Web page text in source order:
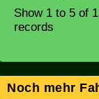
Show 1 to 5 of
records
Noch mehr